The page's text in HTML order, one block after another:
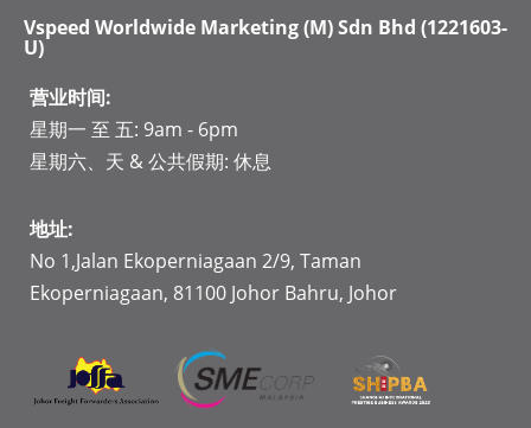
Vspeed Worldwide Marketing (M) Sdn Bhd (1221603­-
U)
营业时间:
星期一 至 五: 9am - 6pm
星期六、天 & 公共假期: 休息
地址:
No 1,Jalan Ekoperniagaan 2/9, Taman
Ekoperniagaan, 81100 Johor Bahru, Johor